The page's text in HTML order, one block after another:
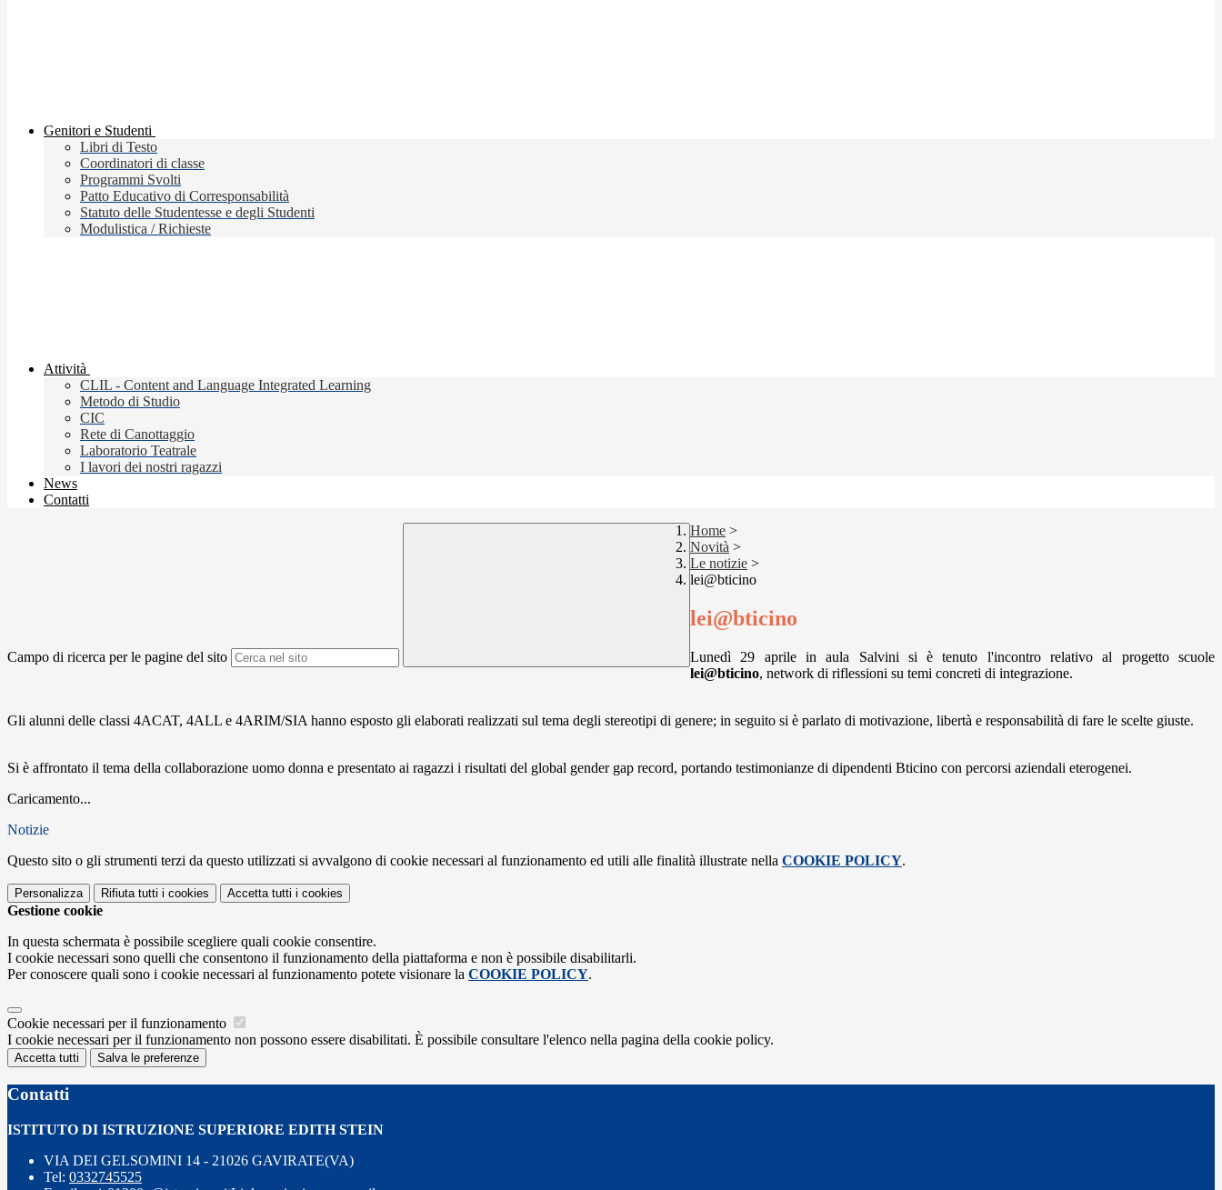
Genitori e Studenti
Libri di Testo
Coordinatori di classe
Programmi Svolti
Patto Educativo di Corresponsabilità
Statuto delle Studentesse e degli Studenti
Modulistica / Richieste
Attività
CLIL - Content and Language Integrated Learning
Metodo di Studio
CIC
Rete di Canottaggio
Laboratorio Teatrale
I lavori dei nostri ragazzi
News
Contatti
Campo di ricerca per le pagine del sito
Home >
Novità >
Le notizie >
lei@bticino
lei@bticino
Lunedì 29 aprile in aula Salvini si è tenuto l'incontro relativo al progetto scuole
lei@bticino, network di riflessioni su temi concreti di integrazione.
Gli alunni delle classi 4ACAT, 4ALL e 4ARIM/SIA hanno esposto gli elaborati realizzati sul tema degli stereotipi di genere; in seguito si è parlato di motivazione, libertà e responsabilità di fare le scelte giuste.
Si è affrontato il tema della collaborazione uomo donna e presentato ai ragazzi i risultati del global gender gap record, portando testimonianze di dipendenti Bticino con percorsi aziendali eterogenei.
Caricamento...
Notizie
Questo sito o gli strumenti terzi da questo utilizzati si avvalgono di cookie necessari al funzionamento ed utili alle finalità illustrate nella COOKIE POLICY.
Personalizza Rifiuta tutti i cookies Accetta tutti i cookies
Gestione cookie
In questa schermata è possibile scegliere quali cookie consentire.
I cookie necessari sono quelli che consentono il funzionamento della piattaforma e non è possibile disabilitarli.
Per conoscere quali sono i cookie necessari al funzionamento potete visionare la COOKIE POLICY.
Cookie necessari per il funzionamento
I cookie necessari per il funzionamento non possono essere disabilitati. È possibile consultare l'elenco nella pagina della cookie policy.
Accetta tutti Salva le preferenze
Contatti
ISTITUTO DI ISTRUZIONE SUPERIORE EDITH STEIN
VIA DEI GELSOMINI 14 - 21026 GAVIRATE(VA)
Tel: 0332745525